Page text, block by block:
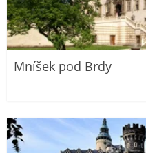
Mníšek pod Brdy